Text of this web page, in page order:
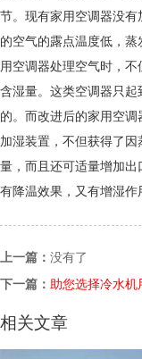
节。现有家用空调器没
的空气的露点温度低，
用空调器处理空气时，
含湿量。这类空调器只起
的。而改进后的家用空
加湿装置，不但获得了
量，而且还可适量增加
有降温效果，又有增湿作
上一篇： 没有了
下一篇： 助您选择冷水机
相关文章